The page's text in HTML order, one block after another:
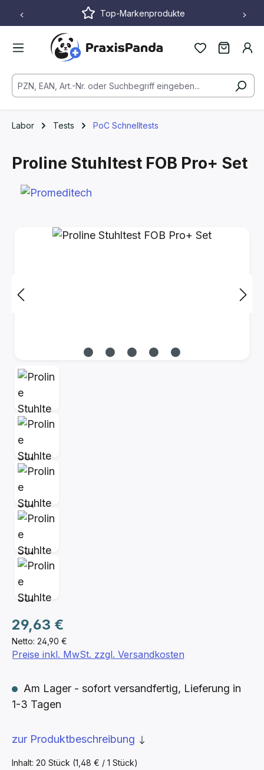
Zum Hauptinhalt springenTop-Markenprodukte
Labor Tests PoC Schnelltests
Proline Stuhltest FOB Pro+ Set
Bildergalerie überspringen
Netto: 24,90 €
Regulärer Preis:
29,63 €
Inhalt: 20 Stück (1,48 € / 1 Stück)
Preise inkl. MwSt. zzgl. Versandkosten
Am Lager - sofort versandfertig, Lieferung in
1-3 Tagen
zur Produktbeschreibung